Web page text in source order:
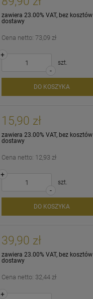
zawiera 23.00% VAT, bez kosztów
dostawy
Cena netto: 73,09 zł
-
+
szt.
DO KOSZYKA
15,90 zł
zawiera 23.00% VAT, bez kosztów
dostawy
Cena netto: 12,93 zł
-
+
szt.
DO KOSZYKA
39,90 zł
zawiera 23.00% VAT, bez kosztów
dostawy
Cena netto: 32,44 zł
+